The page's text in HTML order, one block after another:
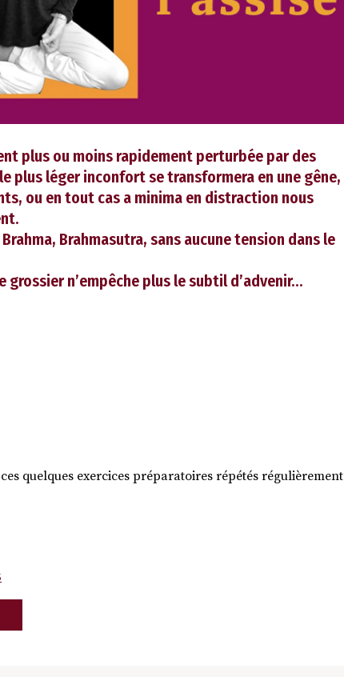
plus ou moins rapidement perturbée par des
plus léger inconfort se transformera en une gêne,
ou en tout cas a minima en distraction nous
Brahmasutra, sans aucune tension dans le
n’empêche plus le subtil d’advenir…
quelques exercices préparatoires répétés régulièrement